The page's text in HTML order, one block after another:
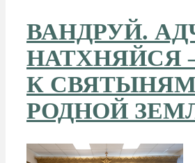
ВАНДРУЙ.
НАТХНЯЙСЯ
К СВЯТЫНЯМ
РОДНОЙ